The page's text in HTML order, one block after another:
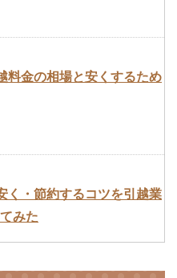
料金の相場と安くするため
く・節約するコツを引越業
みた